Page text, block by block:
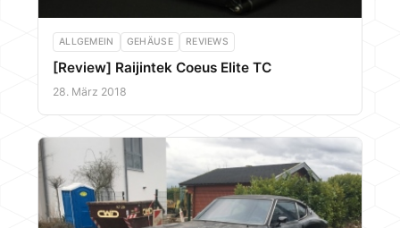
ALLGEMEIN GEHÄUSE REVIEWS
[Review] Raijintek Coeus Elite TC
28. März 2018